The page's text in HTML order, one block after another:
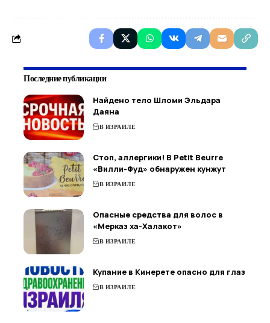
Последние публикации
Найдено тело Шломи Эльдара
Даяна
В ИЗРАИЛЕ
Стоп, аллергики! В Petit Beurre
«Вилли-Фуд» обнаружен кунжут
В ИЗРАИЛЕ
Опасные средства для волос в
«Мерказ ха-Халакот»
В ИЗРАИЛЕ
Купание в Кинерете опасно для глаз
В ИЗРАИЛЕ